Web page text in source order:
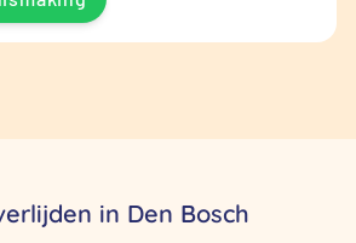
in Den Bosch